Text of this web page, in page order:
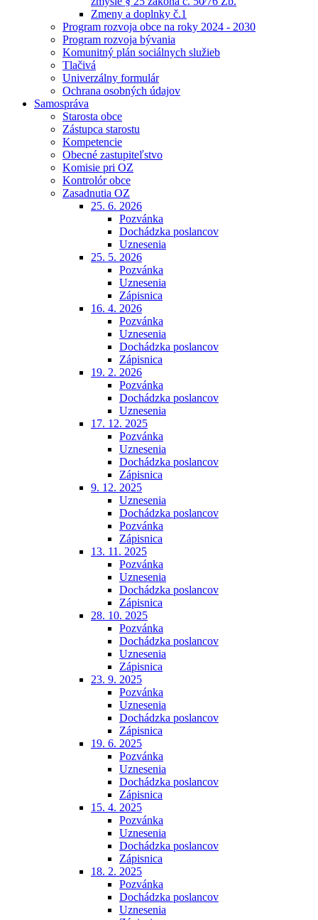
Zmeny a doplnky č.1
Program rozvoja obce na roky 2024 - 2030
Program rozvoja bývania
Komunitný plán sociálnych služieb
Tlačivá
Univerzálny formulár
Ochrana osobných údajov
Samospráva
Starosta obce
Zástupca starostu
Kompetencie
Obecné zastupiteľstvo
Komisie pri OZ
Kontrolór obce
Zasadnutia OZ
25. 6. 2026
Pozvánka
Dochádzka poslancov
Uznesenia
25. 5. 2026
Pozvánka
Uznesenia
Zápisnica
16. 4. 2026
Pozvánka
Uznesenia
Dochádzka poslancov
Zápisnica
19. 2. 2026
Pozvánka
Dochádzka poslancov
Uznesenia
17. 12. 2025
Pozvánka
Uznesenia
Dochádzka poslancov
Zápisnica
9. 12. 2025
Uznesenia
Dochádzka poslancov
Pozvánka
Zápisnica
13. 11. 2025
Pozvánka
Uznesenia
Dochádzka poslancov
Zápisnica
28. 10. 2025
Pozvánka
Dochádzka poslancov
Uznesenia
Zápisnica
23. 9. 2025
Pozvánka
Uznesenia
Dochádzka poslancov
Zápisnica
19. 6. 2025
Pozvánka
Uznesenia
Dochádzka poslancov
Zápisnica
15. 4. 2025
Pozvánka
Uznesenia
Dochádzka poslancov
Zápisnica
18. 2. 2025
Pozvánka
Dochádzka poslancov
Uznesenia